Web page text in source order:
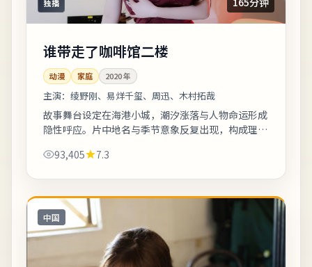
独播
谁带走了咖啡馆二楼
动漫 家庭 2020年
主演： 绫野刚、易烊千玺、周迅、木村拓哉
故事舞台设定在海港小城，潮汐涨落与人物命运形成
隐性呼应。片中地名与季节意象反复出现，构成理解
的观众；若追求纯爽片场面需自行权衡。《...
93,405 7.3
中国